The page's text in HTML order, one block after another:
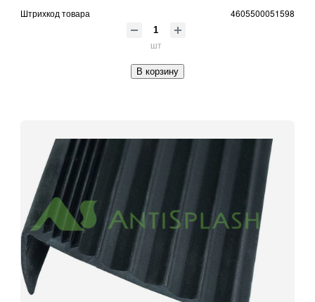
Штрихкод товара 4605500051598
шт
В корзину